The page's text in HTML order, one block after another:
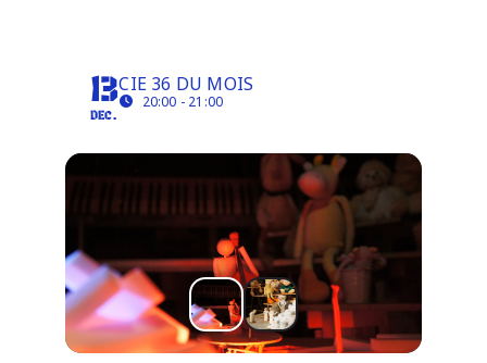
13
DEC.
CIE 36 DU MOIS
20:00 - 21:00